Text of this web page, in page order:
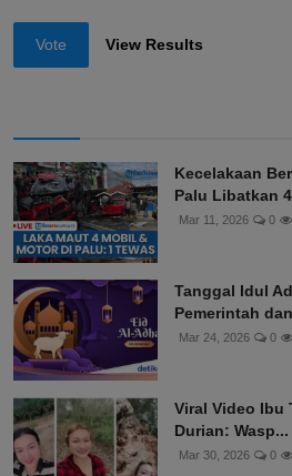
Vote View Results
Kecelakaan
Palu Libatkan
Mar 11, 2026 0
Tanggal Idul
Pemerintah
Mar 24, 2026 0
Viral Video Ibu
Durian: Wasp...
Mar 30, 2026 0